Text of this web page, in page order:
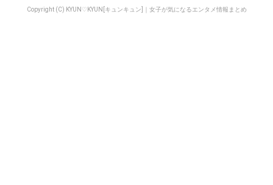
Copyright (C) KYUN♡KYUN[キュンキュン]｜女子が気になるエンタメ情報まとめ